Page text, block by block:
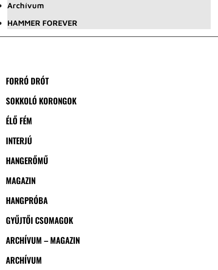
Archívum
HAMMER FOREVER
FORRÓ DRÓT
SOKKOLÓ KORONGOK
ÉLŐ FÉM
INTERJÚ
HANGERŐMŰ
MAGAZIN
HANGPRÓBA
GYŰJTŐI CSOMAGOK
ARCHÍVUM – MAGAZIN
ARCHÍVUM